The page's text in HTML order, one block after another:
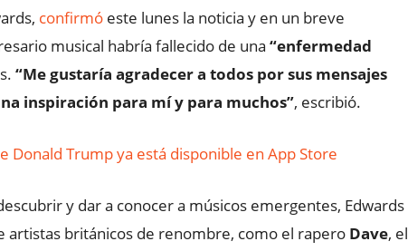
confirmó este lunes la noticia y en un breve
musical habría fallecido de una “enfermedad
“Me gustaría agradecer a todos por sus mensajes
inspiración para mí y para muchos”, escribió.
Donald Trump ya está disponible en App Store
y dar a conocer a músicos emergentes, Edwards
artistas británicos de renombre, como el rapero Dave, el